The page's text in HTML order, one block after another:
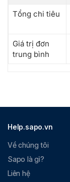
Tổng chi tiêu
Giá trị đơn
trung bình
Help.sapo.vn
Về chúng tôi
Sapo là gì?
Liên hệ